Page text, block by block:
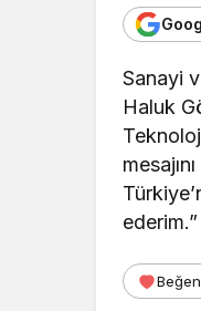
Sanayi
Haluk